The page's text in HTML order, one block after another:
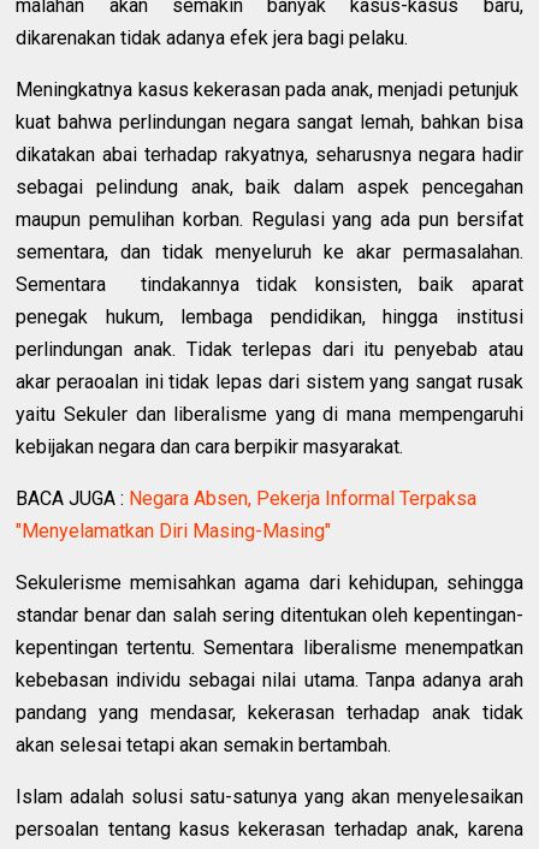
malahan akan semakin banyak kasus-kasus baru,
dikarenakan tidak adanya efek jera bagi pelaku.
Meningkatnya kasus kekerasan pada anak, menjadi petunjuk
kuat bahwa perlindungan negara sangat lemah, bahkan bisa
dikatakan abai terhadap rakyatnya, seharusnya negara hadir
sebagai pelindung anak, baik dalam aspek pencegahan
maupun pemulihan korban. Regulasi yang ada pun bersifat
sementara, dan tidak menyeluruh ke akar permasalahan.
Sementara tindakannya tidak konsisten, baik aparat
penegak hukum, lembaga pendidikan, hingga institusi
perlindungan anak. Tidak terlepas dari itu penyebab atau
akar peraoalan ini tidak lepas dari sistem yang sangat rusak
yaitu Sekuler dan liberalisme yang di mana mempengaruhi
kebijakan negara dan cara berpikir masyarakat.
BACA JUGA : Negara Absen, Pekerja Informal Terpaksa
"Menyelamatkan Diri Masing-Masing"
Sekulerisme memisahkan agama dari kehidupan, sehingga
standar benar dan salah sering ditentukan oleh kepentingan-
kepentingan tertentu. Sementara liberalisme menempatkan
kebebasan individu sebagai nilai utama. Tanpa adanya arah
pandang yang mendasar, kekerasan terhadap anak tidak
akan selesai tetapi akan semakin bertambah.
Islam adalah solusi satu-satunya yang akan menyelesaikan
persoalan tentang kasus kekerasan terhadap anak, karena